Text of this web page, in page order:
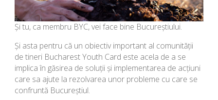
Și tu, ca membru BYC, vei face bine Bucureștiului.
Și asta pentru că un obiectiv important al comunității
de tineri Bucharest Youth Card este acela de a se
implica în găsirea de soluții și implementarea de acțiuni
care sa ajute la rezolvarea unor probleme cu care se
confruntă Bucureștiul.